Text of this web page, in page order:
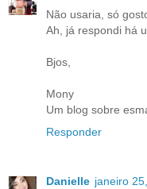
Não usaria, só
Ah, já respondi há
Bjos,
Mony
Um blog sobre
Responder
Danielle janeiro